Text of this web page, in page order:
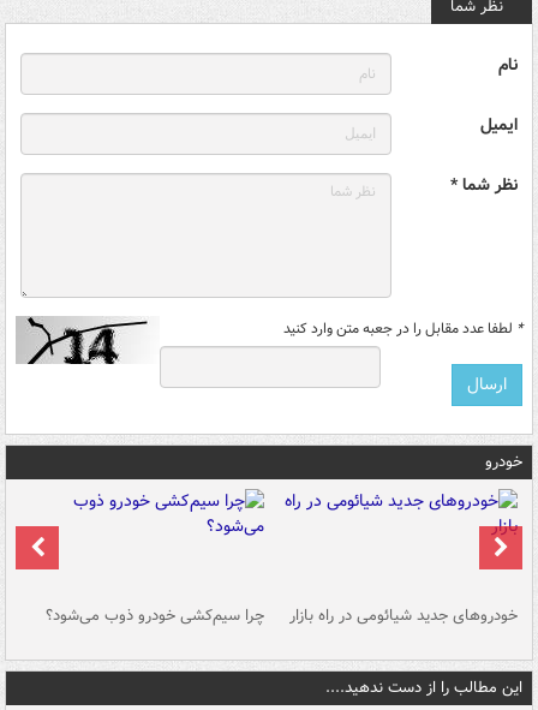
نظر شما
نام
ایمیل
نظر شما *
* لطفا عدد مقابل را در جعبه متن وارد کنید
خودرو
خودروهای جدید شیائومی در راه بازار چرا سیم‌کشی خودرو ذوب می‌شود؟
این مطالب را از دست ندهید....